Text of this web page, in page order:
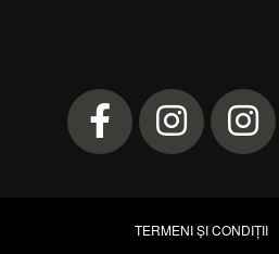
TERMENI ȘI CONDIȚII